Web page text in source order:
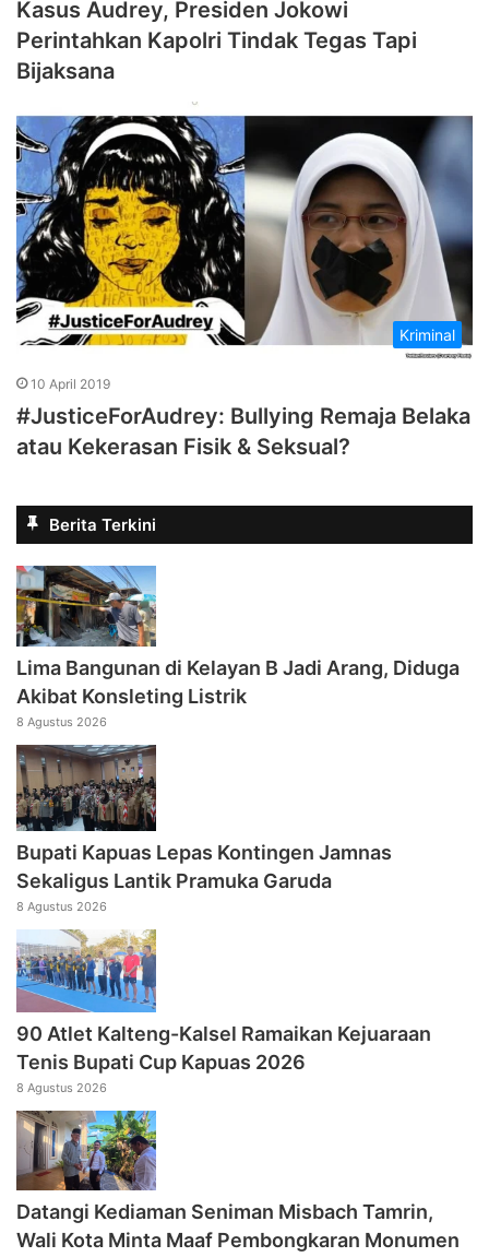
Kasus Audrey, Presiden Jokowi
Perintahkan Kapolri Tindak Tegas Tapi
Bijaksana
Kriminal
10 April 2019
#JusticeForAudrey: Bullying Remaja Belaka
atau Kekerasan Fisik & Seksual?
Berita Terkini
Lima Bangunan di Kelayan B Jadi Arang, Diduga
Akibat Konsleting Listrik
8 Agustus 2026
Bupati Kapuas Lepas Kontingen Jamnas
Sekaligus Lantik Pramuka Garuda
8 Agustus 2026
90 Atlet Kalteng-Kalsel Ramaikan Kejuaraan
Tenis Bupati Cup Kapuas 2026
8 Agustus 2026
Datangi Kediaman Seniman Misbach Tamrin,
Wali Kota Minta Maaf Pembongkaran Monumen